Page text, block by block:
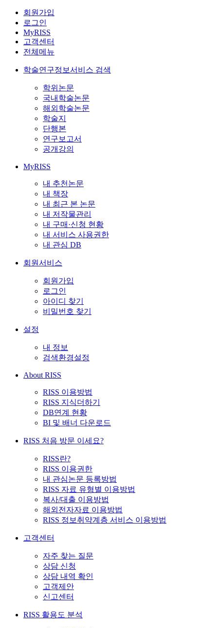
회원가입
로그인
MyRISS
고객센터
전체메뉴
학술연구정보서비스 검색
학위논문
국내학술논문
해외학술논문
학술지
단행본
연구보고서
공개강의
MyRISS
내 추천논문
내 책장
내 최근 본 논문
내 저작물관리
내 구매·신청 현황
내 서비스 사용권한
내 관심 DB
회원서비스
회원가입
로그인
아이디 찾기
비밀번호 찾기
설정
내 정보
검색환경설정
About RISS
RISS 이용방법
RISS 지식더하기
DB연계 현황
BI 및 배너 다운로드
RISS 처음 방문 이세요?
RISS란?
RISS 이용권한
내 관심논문 등록방법
RISS 자료 유형별 이용방법
복사/대출 이용방법
해외전자자료 이용방법
RISS 정보취약계층 서비스 이용방법
고객센터
자주 찾는 질문
상담 신청
상담 내역 확인
고객제안
신고센터
RISS 활용도 분석